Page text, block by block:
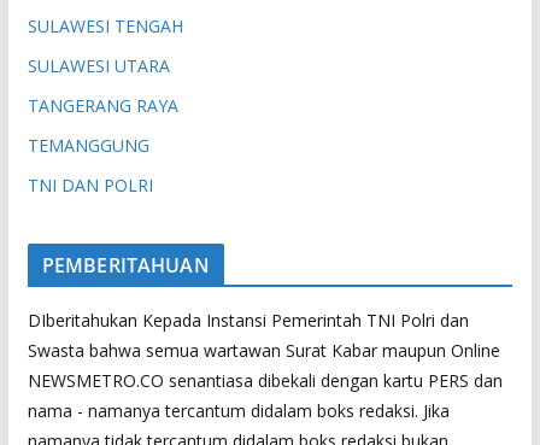
SULAWESI TENGAH
SULAWESI UTARA
TANGERANG RAYA
TEMANGGUNG
TNI DAN POLRI
PEMBERITAHUAN
DIberitahukan Kepada Instansi Pemerintah TNI Polri dan
Swasta bahwa semua wartawan Surat Kabar maupun Online
NEWSMETRO.CO senantiasa dibekali dengan kartu PERS dan
nama - namanya tercantum didalam boks redaksi. Jika